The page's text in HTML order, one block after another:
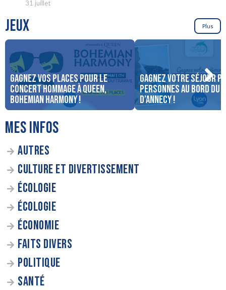
31 juillet
JEUX Plus
Gagnez vos places pour le
concert Hommage à Queen,
Bohemian Harmony !
Gagnez votre séjour
personnes au bord du
d’Annecy !
MES INFOS
AUTRES
CULTURE ET DIVERTISSEMENT
ÉCOLOGIE
ÉCOLOGIE
ÉCONOMIE
FAITS DIVERS
POLITIQUE
SANTÉ